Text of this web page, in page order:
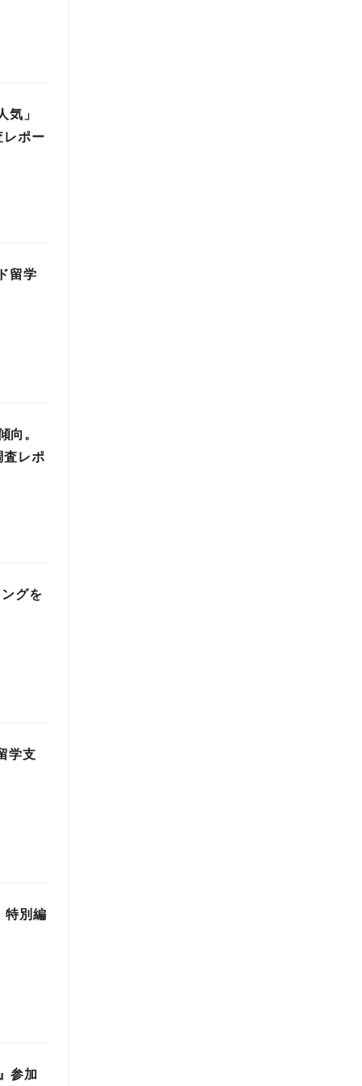
気」
レポー
留学
向。
査レポ
グを
学支
特別編
参加